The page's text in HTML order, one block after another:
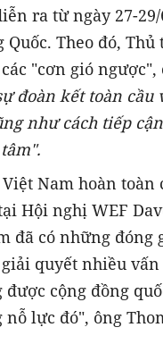
ra từ ngày 27-
Quốc. Theo đó, Thủ
"cơn gió ngược",
đoàn kết toàn cầu
như cách tiếp
Nam hoàn toàn
Hội nghị WEF
đã có những đóng
quyết nhiều vấn
được cộng đồng
lực đó", ông